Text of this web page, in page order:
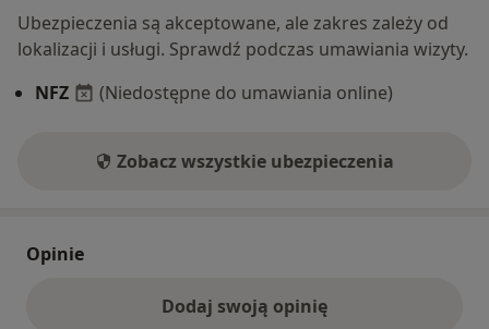
Ubezpieczenia są akceptowane, ale zakres zależy od
lokalizacji i usługi. Sprawdź podczas umawiania wizyty.
NFZ
(Niedostępne do umawiania online)
Zobacz wszystkie ubezpieczenia
Opinie
Dodaj swoją opinię